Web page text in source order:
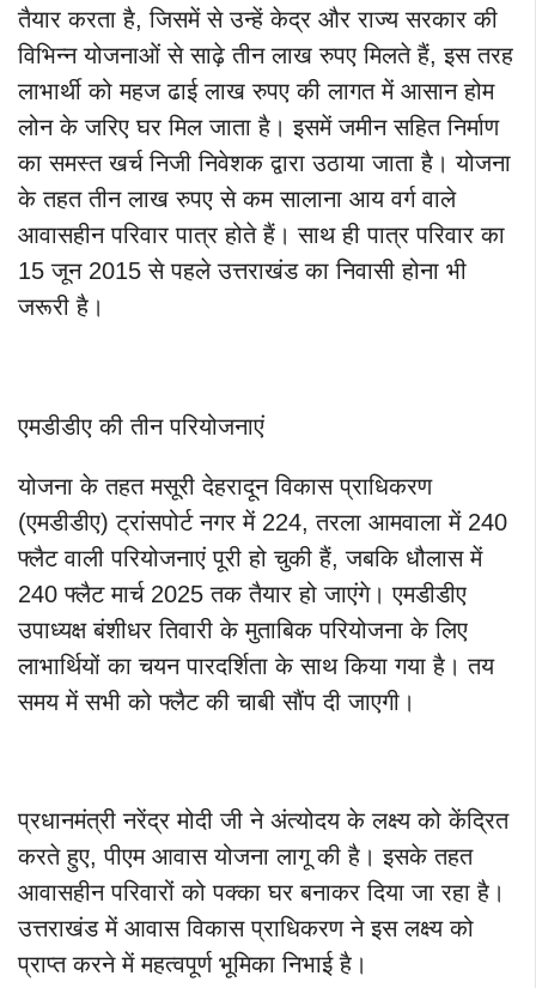
तैयार करता है, जिसमें से उन्हें केद्र और राज्य सरकार की
विभिन्न योजनाओं से साढ़े तीन लाख रुपए मिलते हैं, इस तरह
लाभार्थी को महज ढाई लाख रुपए की लागत में आसान होम
लोन के जरिए घर मिल जाता है। इसमें जमीन सहित निर्माण
का समस्त खर्च निजी निवेशक द्वारा उठाया जाता है। योजना
के तहत तीन लाख रुपए से कम सालाना आय वर्ग वाले
आवासहीन परिवार पात्र होते हैं। साथ ही पात्र परिवार का
15 जून 2015 से पहले उत्तराखंड का निवासी होना भी
जरूरी है।
एमडीडीए की तीन परियोजनाएं
योजना के तहत मसूरी देहरादून विकास प्राधिकरण
(एमडीडीए) ट्रांसपोर्ट नगर में 224, तरला आमवाला में 240
फ्लैट वाली परियोजनाएं पूरी हो चुकी हैं, जबकि धौलास में
240 फ्लैट मार्च 2025 तक तैयार हो जाएंगे। एमडीडीए
उपाध्यक्ष बंशीधर तिवारी के मुताबिक परियोजना के लिए
लाभार्थियों का चयन पारदर्शिता के साथ किया गया है। तय
समय में सभी को फ्लैट की चाबी सौंप दी जाएगी।
प्रधानमंत्री नरेंद्र मोदी जी ने अंत्योदय के लक्ष्य को केंद्रित
करते हुए, पीएम आवास योजना लागू की है। इसके तहत
आवासहीन परिवारों को पक्का घर बनाकर दिया जा रहा है।
उत्तराखंड में आवास विकास प्राधिकरण ने इस लक्ष्य को
प्राप्त करने में महत्वपूर्ण भूमिका निभाई है।